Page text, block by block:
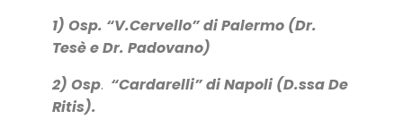
1) Osp. “V.Cervello” di Palermo (Dr.
Tesè e Dr. Padovano)
2) Osp. “Cardarelli” di Napoli (D.ssa De
Ritis).